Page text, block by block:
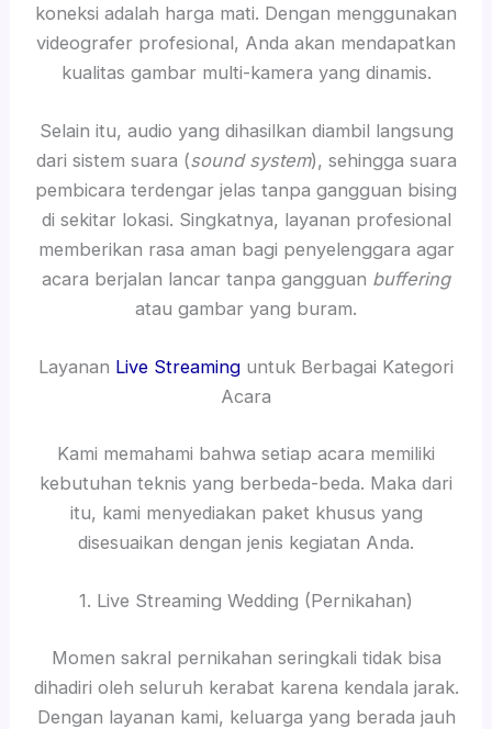
koneksi adalah harga mati. Dengan menggunakan
videografer profesional, Anda akan mendapatkan
kualitas gambar multi-kamera yang dinamis.
Selain itu, audio yang dihasilkan diambil langsung
dari sistem suara (sound system), sehingga suara
pembicara terdengar jelas tanpa gangguan bising
di sekitar lokasi. Singkatnya, layanan profesional
memberikan rasa aman bagi penyelenggara agar
acara berjalan lancar tanpa gangguan buffering
atau gambar yang buram.
Layanan Live Streaming untuk Berbagai Kategori
Acara
Kami memahami bahwa setiap acara memiliki
kebutuhan teknis yang berbeda-beda. Maka dari
itu, kami menyediakan paket khusus yang
disesuaikan dengan jenis kegiatan Anda.
1. Live Streaming Wedding (Pernikahan)
Momen sakral pernikahan seringkali tidak bisa
dihadiri oleh seluruh kerabat karena kendala jarak.
Dengan layanan kami, keluarga yang berada jauh